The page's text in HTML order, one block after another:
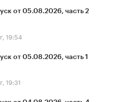
от 05.08.2026, часть 2
19:54
от 05.08.2026, часть 1
19:31